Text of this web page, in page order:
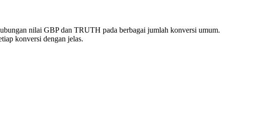
nilai GBP dan TRUTH pada berbagai jumlah konversi umum.
konversi dengan jelas.